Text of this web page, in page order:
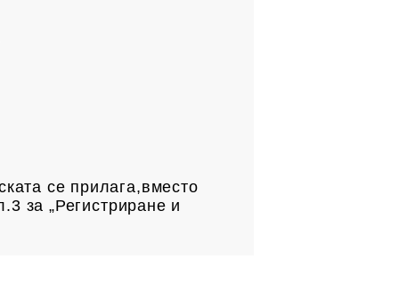
се прилага,вместо
за „Регистриране и